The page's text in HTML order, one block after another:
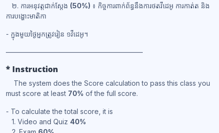
២. ការអនុវត្តជាក់ស្តែង (50%) ៖ កិច្ចការពាក់ព័ន្ធនឹងការថតវីដេអូ ការកាត់ត និង
ការបង្ហោះមាតិកា
- ក្នុងមួយថ្ងៃអ្នកត្រូវរៀន ១វីដេអូ។
————————————————————
* Instruction
The system does the Score calculation to pass this class you
must score at least 70% of the full score.
- To calculate the total score, it is
1. Video and Quiz 40%